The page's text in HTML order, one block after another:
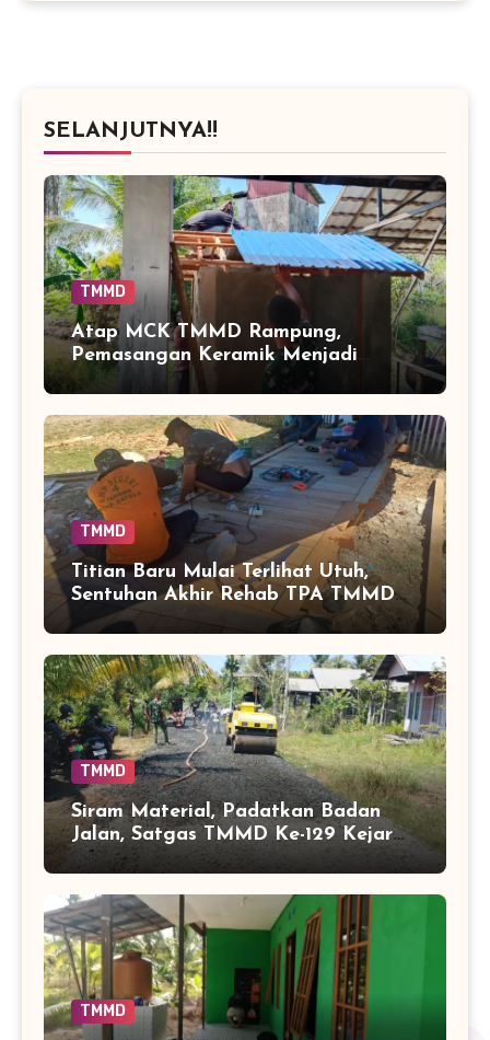
SELANJUTNYA!!
TMMD
Atap MCK TMMD Rampung,
Pemasangan Keramik Menjadi
Sentuhan Akhir Fasilitas Sanitasi di
Tamban Bangun
TMMD
Titian Baru Mulai Terlihat Utuh,
Sentuhan Akhir Rehab TPA TMMD
Perkuat Akses Warga di Tamban
Bangun
TMMD
Siram Material, Padatkan Badan
Jalan, Satgas TMMD Ke-129 Kejar
Kualitas Akses Desa Tamban
Bangun
TMMD